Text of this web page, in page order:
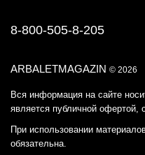
ARBALETMAGAZIN © 2026
Вся информация на сайте
является публичной офертой,
При использовании
обязательна.
8-800-505-8-205